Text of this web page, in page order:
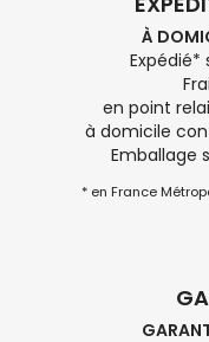
À
Expédié*
en point
à domicile
Emballage
* en France